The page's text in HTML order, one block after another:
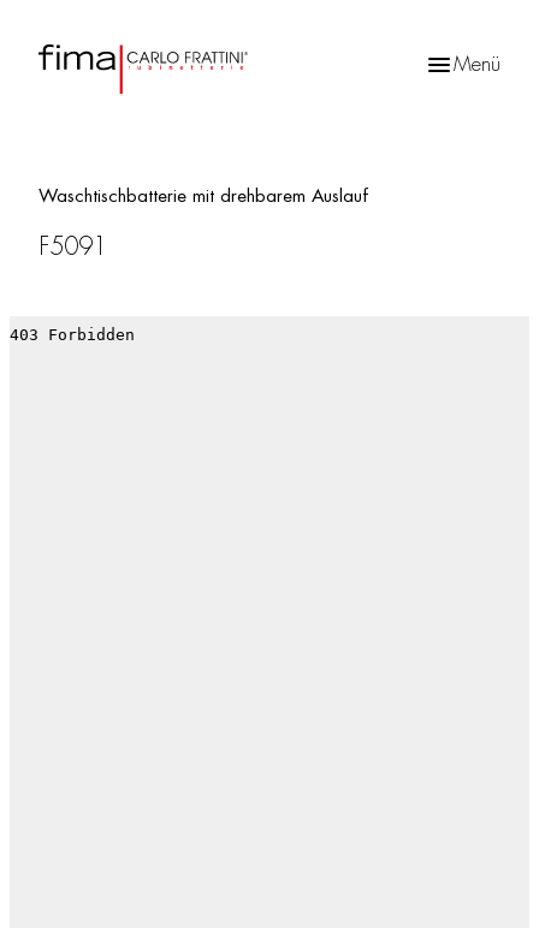
Menü
Waschtischbatterie mit drehbarem Auslauf
F5091